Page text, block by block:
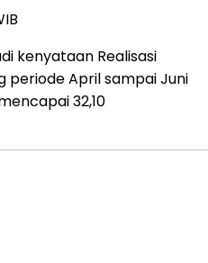
kenyataan Realisasi
periode April sampai Juni
32,10